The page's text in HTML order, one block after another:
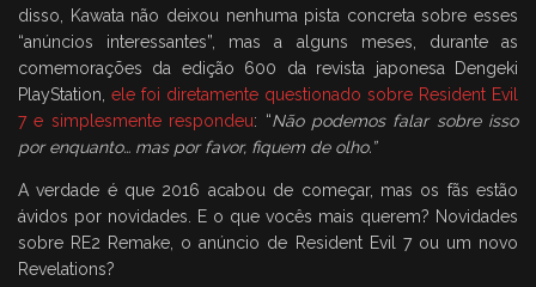
disso, Kawata não deixou nenhuma pista concreta sobre esses
“anúncios interessantes”, mas a alguns meses, durante as
comemorações da edição 600 da revista japonesa Dengeki
PlayStation, ele foi diretamente questionado sobre Resident Evil
7 e simplesmente respondeu: “Não podemos falar sobre isso
por enquanto… mas por favor, fiquem de olho.”
A verdade é que 2016 acabou de começar, mas os fãs estão
ávidos por novidades. E o que vocês mais querem? Novidades
sobre RE2 Remake, o anúncio de Resident Evil 7 ou um novo
Revelations?